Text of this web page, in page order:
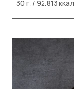
30 г. / 92.813 ккал